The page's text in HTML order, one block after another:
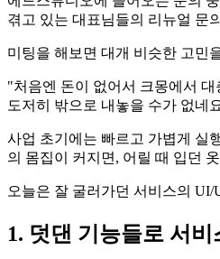
겪고 있는 대표님들의 리뉴얼 문
미팅을 해보면 대개 비슷한 고민
"처음엔 돈이 없어서 크몽에서
도저히 밖으로 내놓을 수가 없네
사업 초기에는 빠르고 가볍게 실
의 몸집이 커지면, 어릴 때 입던
오늘은 잘 굴러가던 서비스의
1. 덧댄 기능들로 서